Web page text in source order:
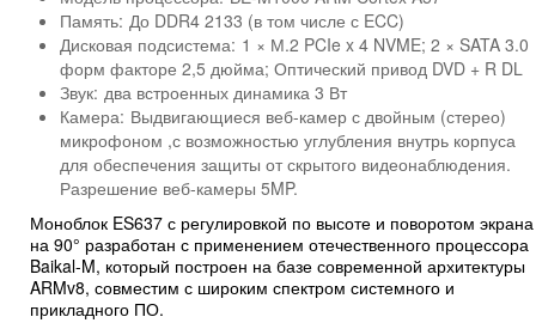
Память: До DDR4 2133 (в том числе с ECC)
Дисковая подсистема: 1 × М.2 PCIe x 4 NVME; 2 × SATA 3.0
форм факторе 2,5 дюйма; Оптический привод DVD + R DL
Звук: два встроенных динамика 3 Вт
Камера: Выдвигающиеся веб-камер с двойным (стерео)
микрофоном ,с возможностью углубления внутрь корпуса
для обеспечения защиты от скрытого видеонаблюдения.
Разрешение веб-камеры 5MP.
Моноблок ES637 с регулировкой по высоте и поворотом экрана
на 90° разработан с применением отечественного процессора
Baikal-M, который построен на базе современной архитектуры
ARMv8, совместим с широким спектром системного и
прикладного ПО.